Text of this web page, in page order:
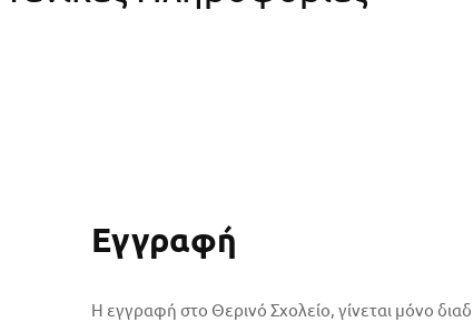
Εγγραφή
Η εγγραφή στο Θερινό Σχολείο, γίνεται μόνο